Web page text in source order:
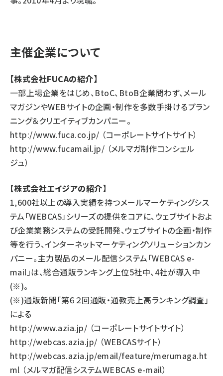
主催企業について
【株式会社FUCAの紹介】
一部上場企業をはじめ、BtoC、BtoB企業問わず、メール
マガジンやWEBサイトの企画・制作を多数手掛けるプラン
ニング＆クリエイティブカンパニー。
http://www.fuca.co.jp/ （コーポレートサイトサイト）
http://www.fucamail.jp/ （メルマガ制作コンシェル
ジュ）
【株式会社エイジアの紹介】
1,600社以上の導入実績を持つメールマーケティングシス
テム「WEBCAS」シリーズの提供をコアに、ウェブサイトおよ
び企業業務システムの受託開発、ウェブサイトの企画・制作
等を行う、インターネットマーケティングソリューションカン
パニー。主力製品のメール配信システム「WEBCAS e-
mail」は、総合通販ランキング上位5社中、4社が導入中
(※)。
(※)通販新聞「第６２回通販・通教売上高ランキング調査」
による
http://www.azia.jp/ （コーポレートサイトサイト）
http://webcas.azia.jp/ （WEBCASサイト）
http://webcas.azia.jp/email/feature/merumaga.ht
ml （メルマガ配信システムWEBCAS e-mail）